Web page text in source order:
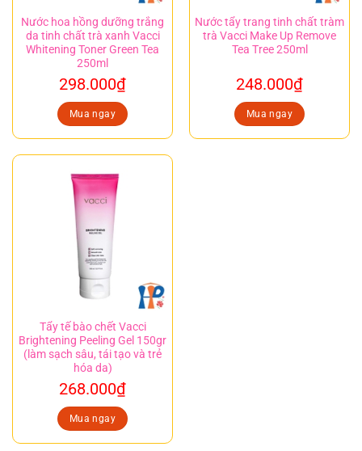
Nước hoa hồng dưỡng trắng
da tinh chất trà xanh Vacci
Whitening Toner Green Tea
250ml
298.000₫
Mua ngay
Nước tẩy trang tinh chất tràm
trà Vacci Make Up Remove
Tea Tree 250ml
248.000₫
Mua ngay
Tẩy tế bào chết Vacci
Brightening Peeling Gel 150gr
(làm sạch sâu, tái tạo và trẻ
hóa da)
268.000₫
Mua ngay